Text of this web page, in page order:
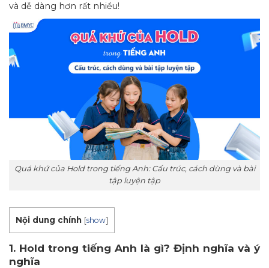
và dễ dàng hơn rất nhiều!
Quá khứ của Hold trong tiếng Anh: Cấu trúc, cách dùng và bài
tập luyện tập
Nội dung chính [show]
1. Hold trong tiếng Anh là gì? Định nghĩa và ý
nghĩa